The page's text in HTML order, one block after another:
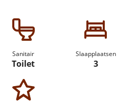
Sanitair
Toilet
Slaapplaatsen
3